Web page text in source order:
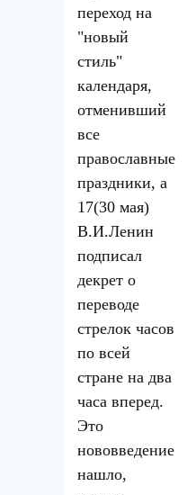
переход на
"новый
стиль"
календаря,
отменивший
все
православные
праздники, а
17(30 мая)
В.И.Ленин
подписал
декрет о
переводе
стрелок часов
по всей
стране на два
часа вперед.
Это
нововведение
нашло,